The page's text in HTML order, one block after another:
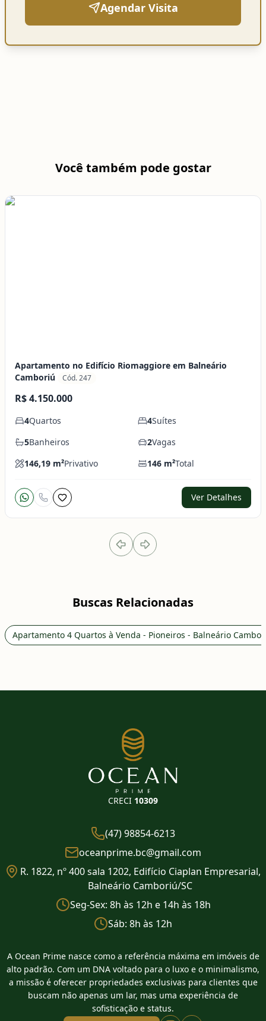
Agendar Visita
Você também pode gostar
Apartamento no Edifício Riomaggiore em Balneário
Camboriú
Cód. 247
R$ 4.150.000
4Quartos 4Suítes
5Banheiros 2Vagas
146,19 m²Privativo 146 m²Total
Ver Detalhes
Buscas Relacionadas
Apartamento 4 Quartos à Venda - Pioneiros - Balneário
CRECI 10309
(47) 98854-6213
oceanprime.bc@gmail.com
R. 1822, nº 400 sala 1202, Edifício Ciaplan Empresarial,
Balneário Camboriú/SC
Seg-Sex: 8h às 12h e 14h às 18h
Sáb: 8h às 12h
A Ocean Prime nasce como a referência máxima em imóveis de
alto padrão. Com um DNA voltado para o luxo e o minimalismo,
a missão é oferecer propriedades exclusivas para clientes que
buscam não apenas um lar, mas uma experiência de
sofisticação e status.